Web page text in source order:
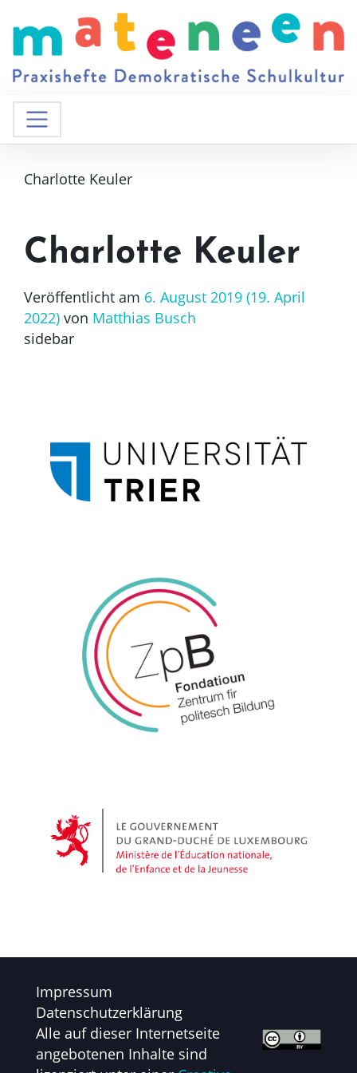
Charlotte Keuler
Charlotte Keuler
Veröffentlicht am 6. August 2019 (19. April
2022) von Matthias Busch
sidebar
Impressum
Datenschutzerklärung
Alle auf dieser Internetseite
angebotenen Inhalte sind